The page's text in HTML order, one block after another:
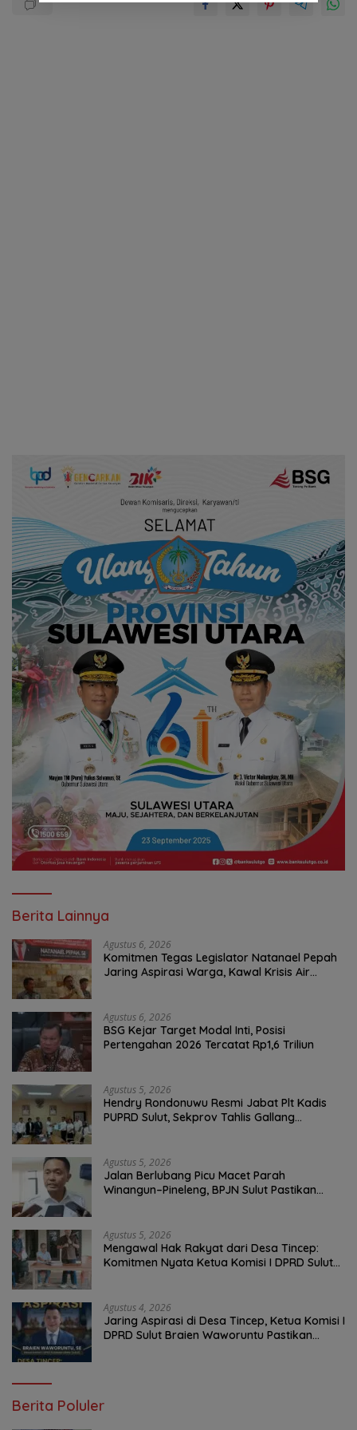
Berita Lainnya
Agustus 6, 2026
Komitmen Tegas Legislator Natanael Pepah
Jaring Aspirasi Warga, Kawal Krisis Air
Agustus 6, 2026
BSG Kejar Target Modal Inti, Posisi
Pertengahan 2026 Tercatat Rp1,6 Triliun
Agustus 5, 2026
Hendry Rondonuwu Resmi Jabat Plt Kadis
PUPRD Sulut, Sekprov Tahlis Gallang
Agustus 5, 2026
Jalan Berlubang Picu Macet Parah
Winangun–Pineleng, BPJN Sulut Pastikan
Agustus 5, 2026
Mengawal Hak Rakyat dari Desa Tincep:
Komitmen Nyata Ketua Komisi I DPRD Sulut
Agustus 4, 2026
Jaring Aspirasi di Desa Tincep, Ketua Komisi I
DPRD Sulut Braien Waworuntu Pastikan
Berita Poluler